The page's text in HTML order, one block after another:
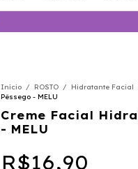
Início / ROSTO / Hidratante Facial
Pêssego - MELU
Creme Facial
- MELU
R$16,90